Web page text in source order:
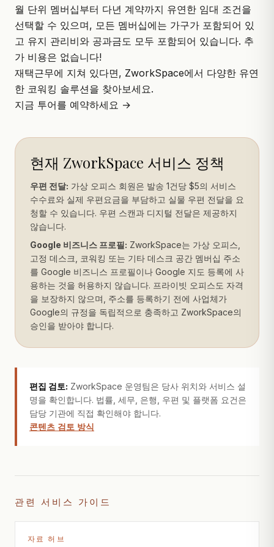
월 단위 멤버십부터 다년 계약까지 유연한 임대 조건을
선택할 수 있으며, 모든 멤버십에는 가구가 포함되어 있
고 유지 관리비와 공과금도 모두 포함되어 있습니다. 추
가 비용은 없습니다!
재택근무에 지쳐 있다면, ZworkSpace에서 다양한 유연
한 코워킹 솔루션을 찾아보세요.
지금 투어를 예약하세요 →
현재 ZworkSpace 서비스 정책
우편 전달: 가상 오피스 회원은 발송 1건당 $5의 서비스
수수료와 실제 우편요금을 부담하고 실물 우편 전달을 요
청할 수 있습니다. 우편 스캔과 디지털 전달은 제공하지
않습니다.
Google 비즈니스 프로필: ZworkSpace는 가상 오피스,
고정 데스크, 코워킹 또는 기타 데스크 공간 멤버십 주소
를 Google 비즈니스 프로필이나 Google 지도 등록에 사
용하는 것을 허용하지 않습니다. 프라이빗 오피스도 자격
을 보장하지 않으며, 주소를 등록하기 전에 사업체가
Google의 규정을 독립적으로 충족하고 ZworkSpace의
승인을 받아야 합니다.
편집 검토: ZworkSpace 운영팀은 당사 위치와 서비스 설
명을 확인합니다. 법률, 세무, 은행, 우편 및 플랫폼 요건은
담당 기관에 직접 확인해야 합니다.
콘텐츠 검토 방식
관련 서비스 가이드
자료 허브